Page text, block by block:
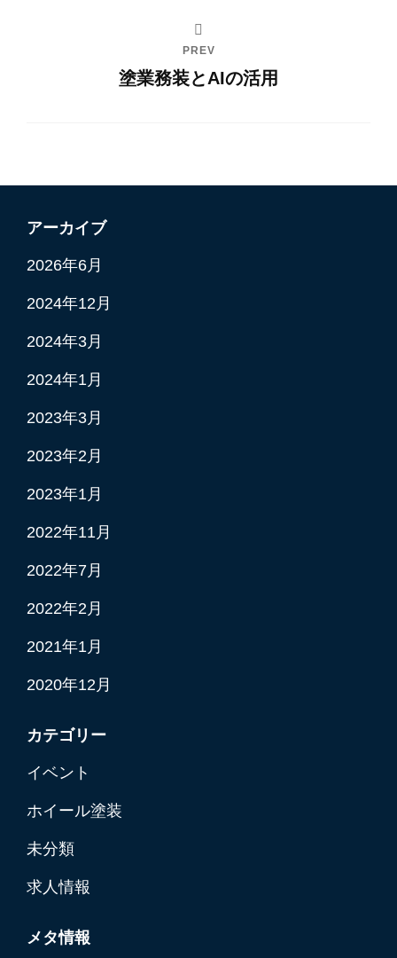
PREV
塗業務装とAIの活用
アーカイブ
2026年6月
2024年12月
2024年3月
2024年1月
2023年3月
2023年2月
2023年1月
2022年11月
2022年7月
2022年2月
2021年1月
2020年12月
カテゴリー
イベント
ホイール塗装
未分類
求人情報
メタ情報